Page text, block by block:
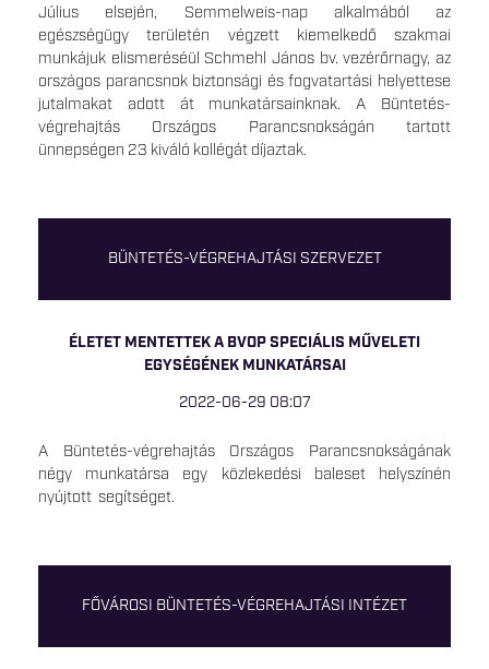
Július elsején, Semmelweis-nap alkalmából az
egészségügy területén végzett kiemelkedő szakmai
munkájuk elismeréséül Schmehl János bv. vezérőrnagy, az
országos parancsnok biztonsági és fogvatartási helyettese
jutalmakat adott át munkatársainknak. A Büntetés-
végrehajtás Országos Parancsnokságán tartott
ünnepségen 23 kiváló kollégát díjaztak.
BÜNTETÉS-VÉGREHAJTÁSI SZERVEZET
ÉLETET MENTETTEK A BVOP SPECIÁLIS MŰVELETI
EGYSÉGÉNEK MUNKATÁRSAI
2022-06-29 08:07
A Büntetés-végrehajtás Országos Parancsnokságának
négy munkatársa egy közlekedési baleset helyszínén
nyújtott segítséget.
FŐVÁROSI BÜNTETÉS-VÉGREHAJTÁSI INTÉZET